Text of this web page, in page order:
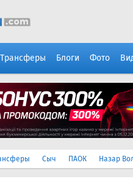
Трансферы Блоги Фото
Сыч ПАОК Назар